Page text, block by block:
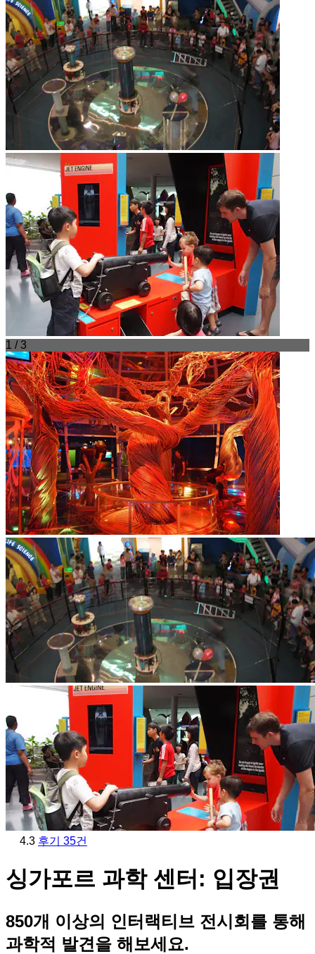
1 / 3
4.3 후기 35건
싱가포르 과학 센터: 입장권
850개 이상의 인터랙티브 전시회를 통해
과학적 발견을 해보세요.